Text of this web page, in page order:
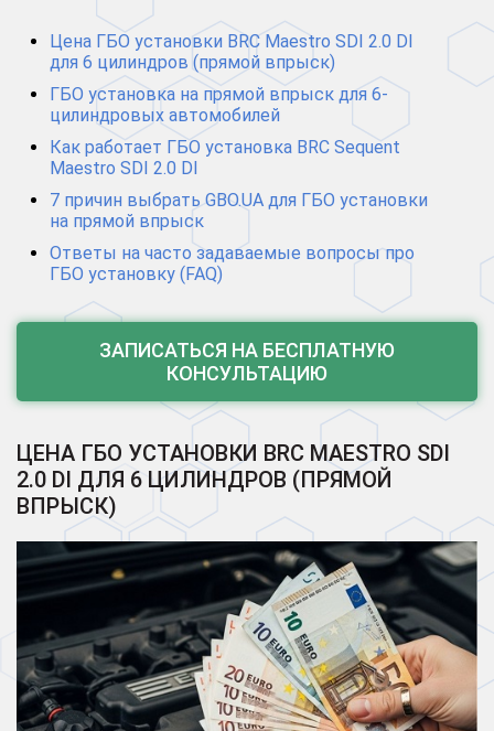
Цена ГБО установки BRC Maestro SDI 2.0 DI
для 6 цилиндров (прямой впрыск)
ГБО установка на прямой впрыск для 6-
цилиндровых автомобилей
Как работает ГБО установка BRC Sequent
Maestro SDI 2.0 DI
7 причин выбрать GBO.UA для ГБО установки
на прямой впрыск
Ответы на часто задаваемые вопросы про
ГБО установку (FAQ)
ЗАПИСАТЬСЯ НА БЕСПЛАТНУЮ
КОНСУЛЬТАЦИЮ
ЦЕНА ГБО УСТАНОВКИ BRC MAESTRO SDI
2.0 DI ДЛЯ 6 ЦИЛИНДРОВ (ПРЯМОЙ
ВПРЫСК)